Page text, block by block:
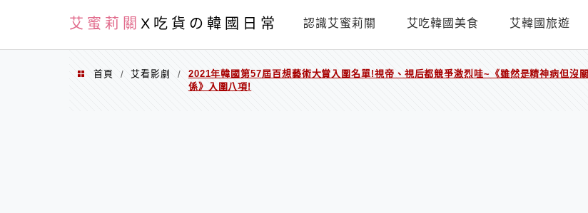
艾蜜莉關 X吃貨の韓國日常
PXN
認識艾蜜莉關 艾吃韓國美食 艾韓國旅遊
首頁 / 艾看影劇 /
2021年韓國第57屆百想藝術大賞入圍名單!視帝、視后都競爭激烈哇~《雖然是精神病但沒關
係》入圍八項!